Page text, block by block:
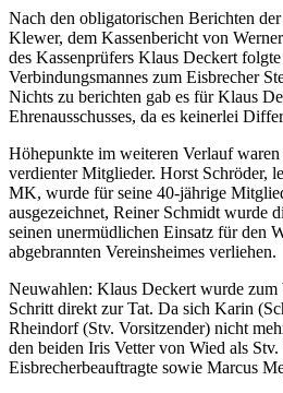
Nach den obligatorischen Berichten
Klewer, dem Kassenbericht von
des Kassenprüfers Klaus Deckert
Verbindungsmannes zum Eisbrecher
Nichts zu berichten gab es für Klaus
Ehrenausschusses, da es keinerlei
Höhepunkte im weiteren Verlauf
verdienter Mitglieder. Horst Schröder,
MK, wurde für seine 40-jährige
ausgezeichnet, Reiner Schmidt wurde
seinen unermüdlichen Einsatz für den
abgebrannten Vereinsheimes verliehen.
Neuwahlen: Klaus Deckert wurde zum
Schritt direkt zur Tat. Da sich Karin
Rheindorf (Stv. Vorsitzender) nicht
den beiden Iris Vetter von Wied als
Eisbrecherbeauftragte sowie Marcus